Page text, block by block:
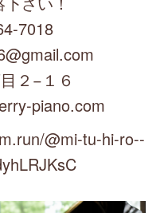
7018
２−１６
piano.com
@mi-tu-hi-ro--